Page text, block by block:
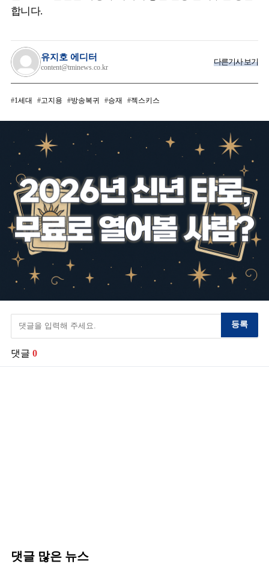
합니다.
유지호 에디터
content@tminews.co.kr
다른기사 보기
1세대 고지용 방송복귀 승재 젝스키스
등록
댓글 0
댓글 많은 뉴스